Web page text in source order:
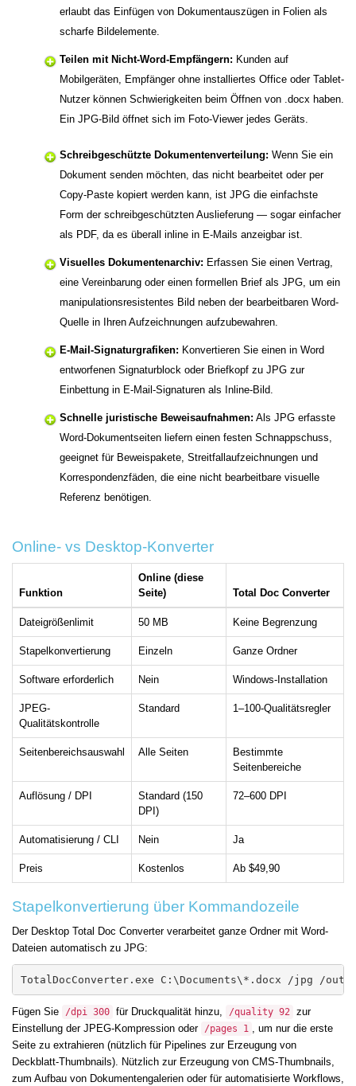
erlaubt das Einfügen von Dokumentauszügen in Folien als
scharfe Bildelemente.
Teilen mit Nicht-Word-Empfängern: Kunden auf
Mobilgeräten, Empfänger ohne installiertes Office oder Tablet-
Nutzer können Schwierigkeiten beim Öffnen von .docx haben.
Ein JPG-Bild öffnet sich im Foto-Viewer jedes Geräts.
Schreibgeschützte Dokumentenverteilung: Wenn Sie ein
Dokument senden möchten, das nicht bearbeitet oder per
Copy-Paste kopiert werden kann, ist JPG die einfachste
Form der schreibgeschützten Auslieferung — sogar einfacher
als PDF, da es überall inline in E-Mails anzeigbar ist.
Visuelles Dokumentenarchiv: Erfassen Sie einen Vertrag,
eine Vereinbarung oder einen formellen Brief als JPG, um ein
manipulationsresistentes Bild neben der bearbeitbaren Word-
Quelle in Ihren Aufzeichnungen aufzubewahren.
E-Mail-Signaturgrafiken: Konvertieren Sie einen in Word
entworfenen Signaturblock oder Briefkopf zu JPG zur
Einbettung in E-Mail-Signaturen als Inline-Bild.
Schnelle juristische Beweisaufnahmen: Als JPG erfasste
Word-Dokumentseiten liefern einen festen Schnappschuss,
geeignet für Beweispakete, Streitfallaufzeichnungen und
Korrespondenzfäden, die eine nicht bearbeitbare visuelle
Referenz benötigen.
Online- vs Desktop-Konverter
Funktion
Online (diese
Seite)
Total Doc Converter
Dateigrößenlimit 50 MB Keine Begrenzung
Stapelkonvertierung Einzeln Ganze Ordner
Software erforderlich Nein Windows-Installation
JPEG-
Qualitätskontrolle
Standard 1–100-Qualitätsregler
Seitenbereichsauswahl Alle Seiten
Bestimmte
Seitenbereiche
Auflösung / DPI
Standard (150
DPI)
72–600 DPI
Automatisierung / CLI Nein Ja
Preis Kostenlos Ab $49,90
Stapelkonvertierung über Kommandozeile
Der Desktop Total Doc Converter verarbeitet ganze Ordner mit Word-
Dateien automatisch zu JPG:
TotalDocConverter.exe C:\Documents\*.docx /jpg /out
Fügen Sie /dpi 300 für Druckqualität hinzu, /quality 92 zur
Einstellung der JPEG-Kompression oder /pages 1 , um nur die erste
Seite zu extrahieren (nützlich für Pipelines zur Erzeugung von
Deckblatt-Thumbnails). Nützlich zur Erzeugung von CMS-Thumbnails,
zum Aufbau von Dokumentengalerien oder für automatisierte Workflows,